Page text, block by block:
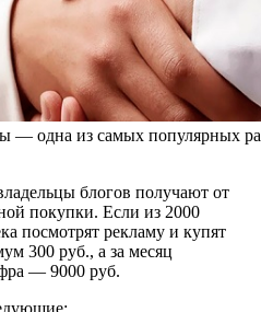
— одна из самых популярных
блогов получают от
покупки. Если из 2000
посмотрят рекламу и купят
300 руб., а за месяц
— 9000 руб.